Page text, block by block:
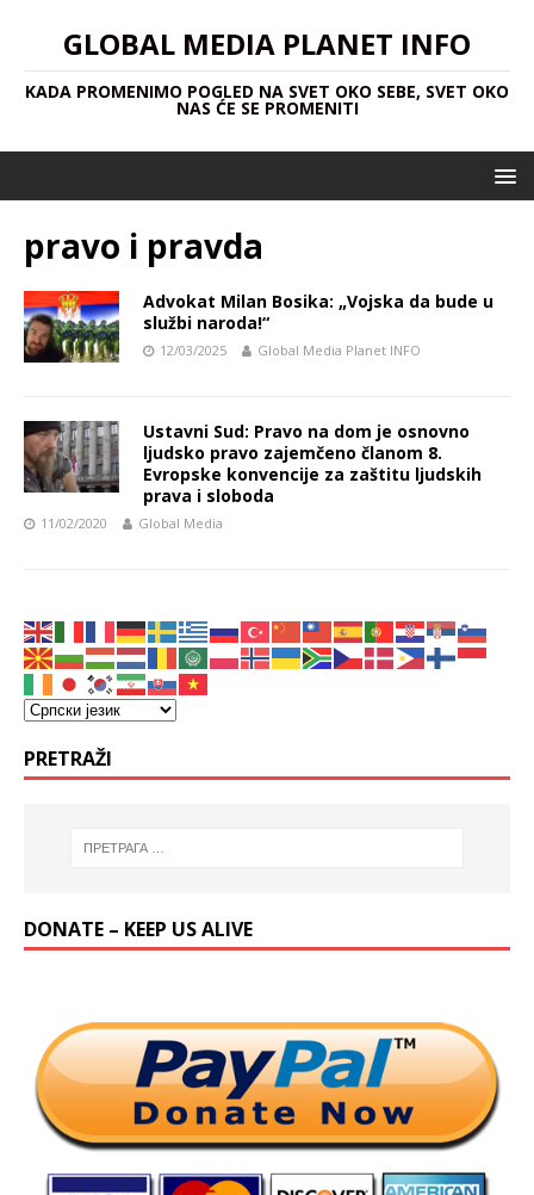
GLOBAL MEDIA PLANET INFO
KADA PROMENIMO POGLED NA SVET OKO SEBE, SVET OKO
NAS ĆE SE PROMENITI
pravo i pravda
Advokat Milan Bosika: „Vojska da bude u
službi naroda!“
12/03/2025 Global Media Planet INFO
Ustavni Sud: Pravo na dom je osnovno
ljudsko pravo zajemčeno članom 8.
Evropske konvencije za zaštitu ljudskih
prava i sloboda
11/02/2020 Global Media
PRETRAŽI
DONATE – KEEP US ALIVE